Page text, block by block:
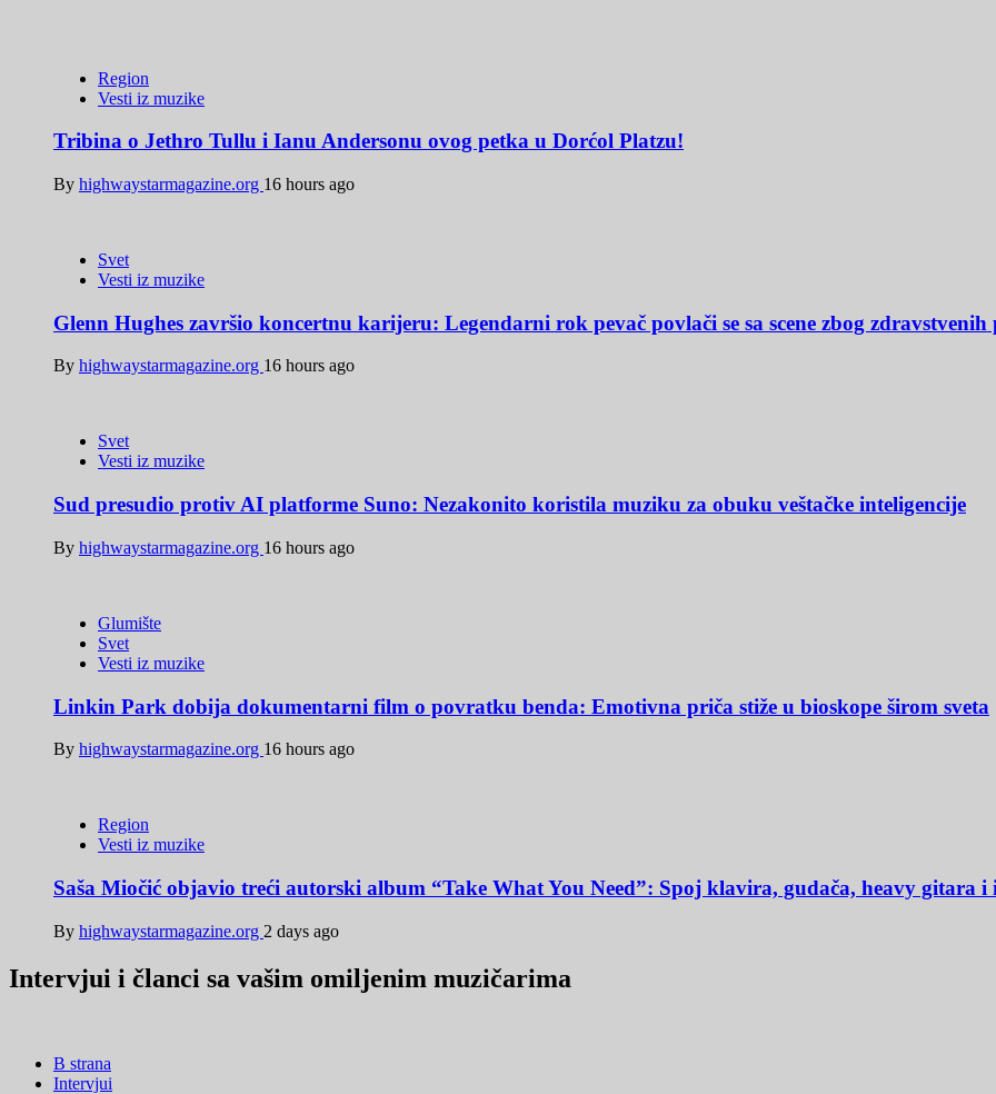
Region
Vesti iz muzike
Tribina o Jethro Tullu i Ianu Andersonu ovog petka u Dorćol Platzu!
By highwaystarmagazine.org 16 hours ago
Svet
Vesti iz muzike
Glenn Hughes završio koncertnu karijeru: Legendarni rok pevač povlači se sa scene zbog zdravstvenih
By highwaystarmagazine.org 16 hours ago
Svet
Vesti iz muzike
Sud presudio protiv AI platforme Suno: Nezakonito koristila muziku za obuku veštačke inteligencije
By highwaystarmagazine.org 16 hours ago
Glumište
Svet
Vesti iz muzike
Linkin Park dobija dokumentarni film o povratku benda: Emotivna priča stiže u bioskope širom sveta
By highwaystarmagazine.org 16 hours ago
Region
Vesti iz muzike
Saša Miočić objavio treći autorski album “Take What You Need”: Spoj klavira, gudača, heavy gitara
By highwaystarmagazine.org 2 days ago
Intervjui i članci sa vašim omiljenim muzičarima
B strana
Intervjui